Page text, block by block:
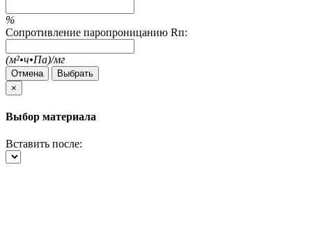
%
Сопротивление паропроницанию Rп:
(м²•ч•Па)/мг
Отмена
Выбрать
×
Выбор материала
Вставить после: